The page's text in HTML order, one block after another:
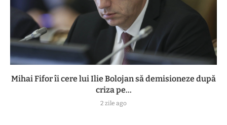
Mihai Fifor îi cere lui Ilie Bolojan să demisioneze după
criza pe...
2 zile ago